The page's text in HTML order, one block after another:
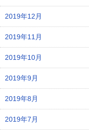
2019年12月
2019年11月
2019年10月
2019年9月
2019年8月
2019年7月